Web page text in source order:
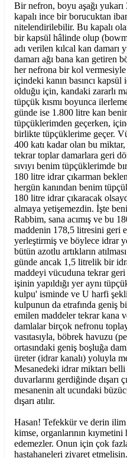
Bir nefron, boyu aşağı yukarı
kapalı ince bir borucuktan
nitelendirilebilir. Bu kapalı
bir kapsül hâlinde olup
adı verilen kılcal kan damarı
damarı ağı bana kan getiren
her nefrona bir kol
içindeki kanın basıncı kapsül
olduğu için, kandaki zararlı
tüpçük kısmı boyunca
günde ise 1.800 litre kan
tüpçüklerimden geçerken,
birlikte tüpçüklerime geçer.
400 katı kadar olan bu
tekrar toplar damarlara geri
sıvıyı benim tüpçüklerimde
180 litre idrar çıkarman
hergün kanından benim
180 litre idrar çıkaracak
almaya yetişemezdin. İşte
Rabbim, sana acımış ve bu
maddenin 178,5 litresini geri
yerleştirmiş ve böylece idrar
bütün azotlu artıkların
günde ancak 1,5 litrelik bir
maddeyi vücuduna tekrar
işinin yapıldığı yer aynı
kulpu' isminde ve U harfi
kulpunun da etrafında geniş
emilen maddeler tekrar kana
damlalar birçok nefronu
vasıtasıyla, böbrek havuzu
ortasındaki geniş boşluğa
üreter (idrar kanalı) yoluyla
Mesanedeki idrar miktarı
duvarlarını gerdiğinde dışarı
mesanenin alt ucundaki
dışarı atılır.
Hasan! Tefekkür ve derin ilim
kimse, organlarının
edemezler. Onun için çok
hastahaneleri ziyaret